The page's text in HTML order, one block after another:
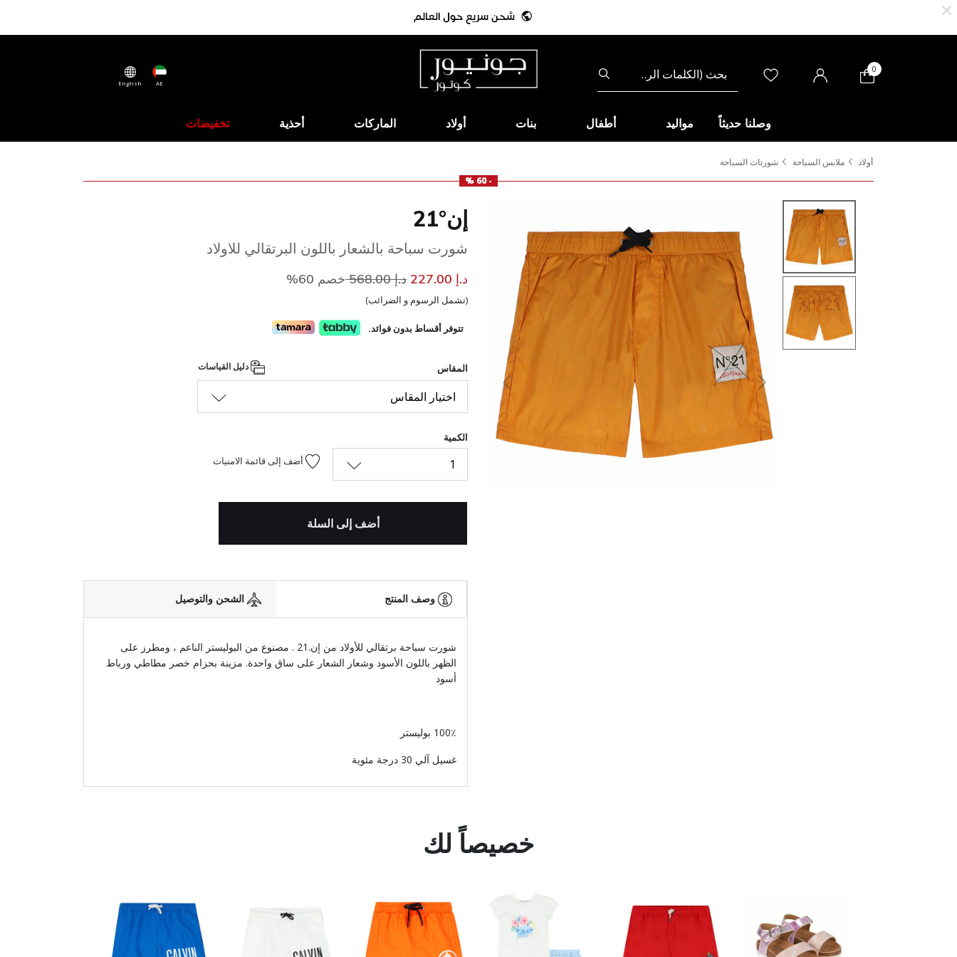
AE
English
0
وصلنا حديثاً مواليد أطفال بنات أولاد الماركات أحذية تخفيضات
أولاد ملابس السباحة
شورتات السباحة
- 60 %
السابق
إن°21
شورت سباحة بالشعار باللون البرتقالي للاولاد
د.إ 227.00 سعر مخفض مند.إ 568.00 إلى
خصم 60%
(تشمل الرسوم و الضرائب)
تتوفر أقساط بدون فوائد.
المقاس
اختيار المقاس
الكمية
1 أضف إلى قائمة الامنيات
أضف إلى السلة
وصف المنتج الشحن والتوصيل
شورت سباحة برتقالي للأولاد من إن.21 . مصنوع من البوليستر الناعم ، ومطرز على
الظهر باللون الأسود وشعار الشعار على ساق واحدة. مزينة بحزام خصر مطاطي ورباط
أسود
100٪ بوليستر
غسيل آلي 30 درجة مئوية
خصيصاً لك